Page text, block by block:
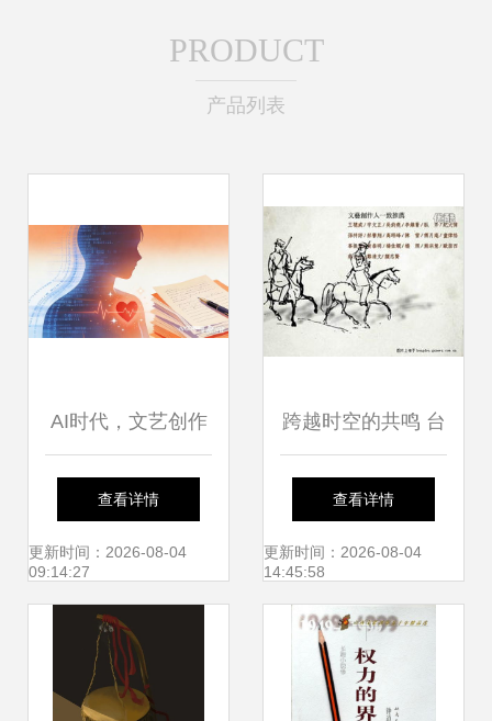
PRODUCT
产品列表
AI时代，文艺创作
如何守住人的温度
文化经纪人的新使
命
查看详情
更新时间：2026-08-04
09:14:27
跨越时空的共鸣 台
湾文艺创作者为何
力荐莱蒙托夫《当
代英雄》
查看详情
更新时间：2026-08-04
14:45:58